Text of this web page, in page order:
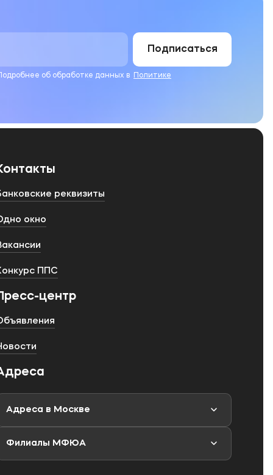
Подписаться
об обработке данных в
Политике
реквизиты
окно
ППС
центр
Адреса в Москве
Филиалы МФЮА